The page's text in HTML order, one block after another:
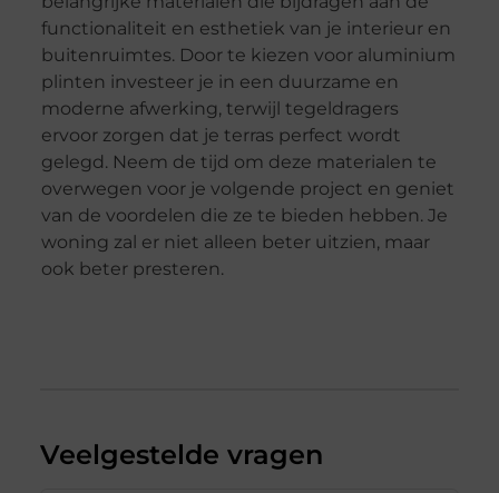
functionaliteit en esthetiek van je interieur en
buitenruimtes. Door te kiezen voor aluminium
plinten investeer je in een duurzame en
moderne afwerking, terwijl tegeldragers
ervoor zorgen dat je terras perfect wordt
gelegd. Neem de tijd om deze materialen te
overwegen voor je volgende project en geniet
van de voordelen die ze te bieden hebben. Je
woning zal er niet alleen beter uitzien, maar
ook beter presteren.
Veelgestelde vragen